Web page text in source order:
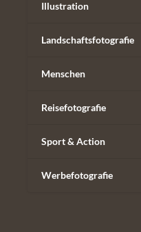
Illustration
Landschaftsfotografie
Menschen
Reisefotografie
Sport & Action
Werbefotografie